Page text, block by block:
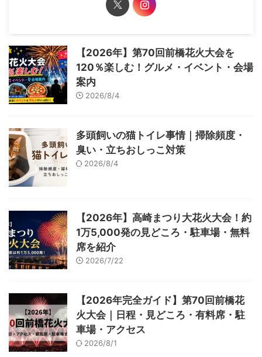
【2026年】第70回前橋花火大会を
120％楽しむ！グルメ・イベント・会場
案内
2026/8/4
多頭飼いの猫トイレ事情｜掃除頻度・
臭い・立ちおしっこ対策
2026/8/4
【2026年】高崎まつり大花火大会！約
1万5,000発の見どころ・駐車場・無料
席を紹介
2026/7/22
【2026年完全ガイド】第70回前橋花
火大会｜日程・見どころ・有料席・駐
車場・アクセス
2026/8/1